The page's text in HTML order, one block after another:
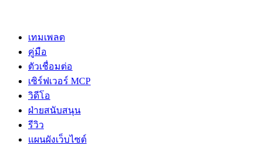
เทมเพลต
คู่มือ
ตัวเชื่อมต่อ
เซิร์ฟเวอร์ MCP
วิดีโอ
ฝ่ายสนับสนุน
รีวิว
แผนผังเว็บไซต์